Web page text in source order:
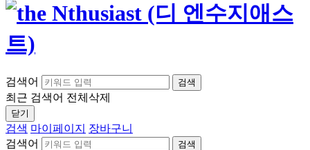
검색어 검색
최근 검색어 전체삭제
닫기
검색 마이페이지
장바구니
검색어
검색